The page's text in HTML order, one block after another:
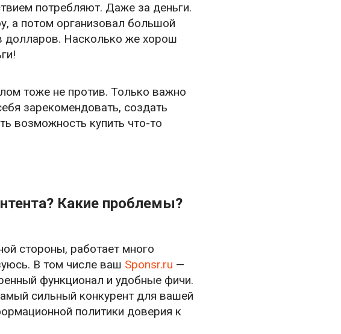
потребляют. Даже за деньги.
а потом организовал большой
долларов. Насколько же хорош
тоже не против. Только важно
зарекомендовать, создать
возможность купить что-то
Какие проблемы?
стороны, работает много
В том числе ваш Sponsr.ru —
функционал и удобные фичи.
сильный конкурент для вашей
политики доверия к